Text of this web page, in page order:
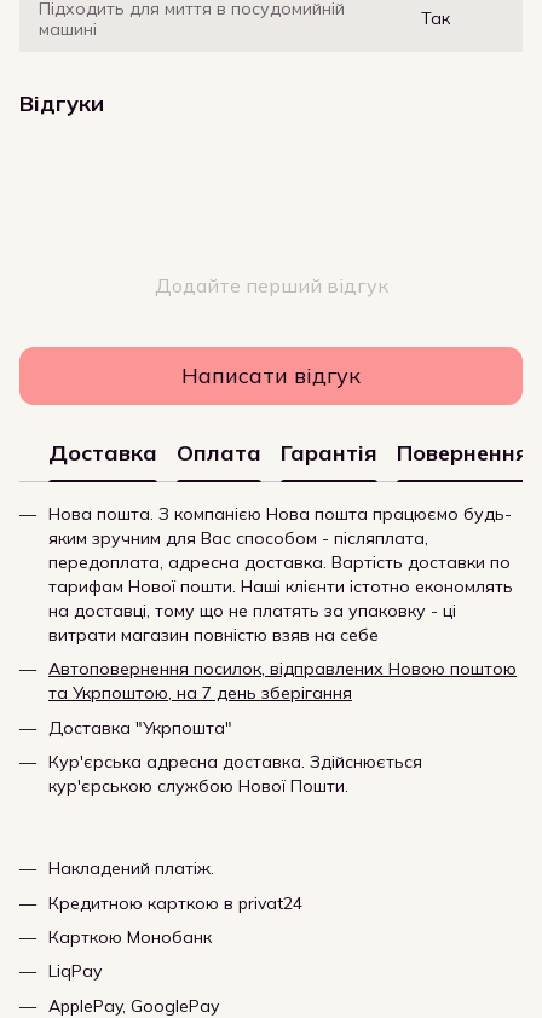
Підходить для миття в посудомийній
машині
Так
Відгуки
Додайте перший відгук
Написати відгук
Доставка Оплата Гарантія Повернення
Нова пошта. З компанією Нова пошта працюємо будь-
яким зручним для Вас способом - післяплата,
передоплата, адресна доставка. Вартість доставки по
тарифам Нової пошти. Наші клієнти істотно економлять
на доставці, тому що не платять за упаковку - ці
витрати магазин повністю взяв на себе
Автоповернення посилок, відправлених Новою поштою
та Укрпоштою, на 7 день зберігання
Доставка "Укрпошта"
Кур'єрська адресна доставка. Здійснюється
кур'єрською службою Нової Пошти.
Накладений платіж.
Кредитною карткою в privat24
Карткою Монобанк
LiqPay
ApplePay, GooglePay